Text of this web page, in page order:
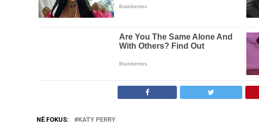
NË FOKUS: KATY PERRY